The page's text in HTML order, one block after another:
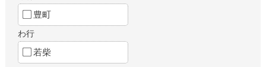
豊町
わ行
若柴